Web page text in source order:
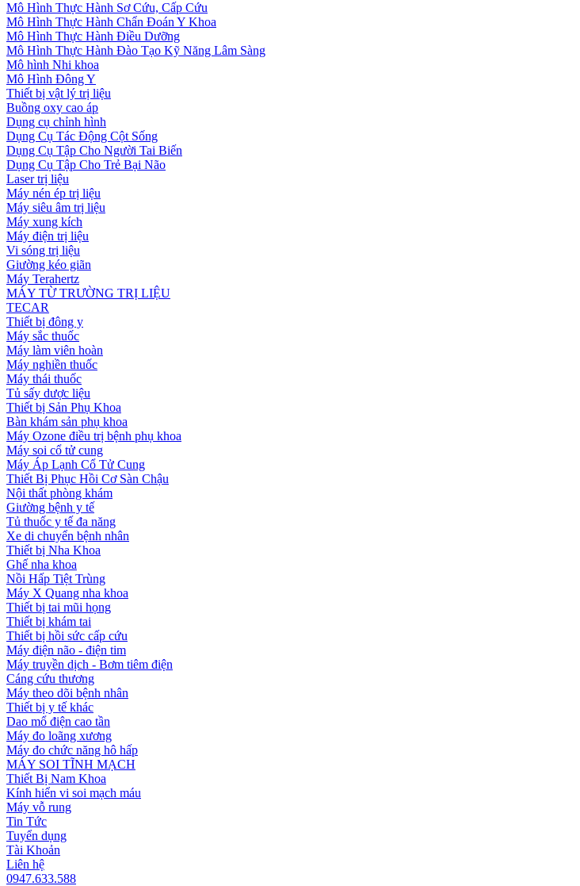
Mô Hình Thực Hành Sơ Cứu, Cấp Cứu
Mô Hình Thực Hành Chẩn Đoán Y Khoa
Mô Hình Thực Hành Điều Dưỡng
Mô Hình Thực Hành Đào Tạo Kỹ Năng Lâm Sàng
Mô hình Nhi khoa
Mô Hình Đông Y
Thiết bị vật lý trị liệu
Buồng oxy cao áp
Dụng cụ chỉnh hình
Dụng Cụ Tác Động Cột Sống
Dụng Cụ Tập Cho Người Tai Biến
Dụng Cụ Tập Cho Trẻ Bại Não
Laser trị liệu
Máy nén ép trị liệu
Máy siêu âm trị liệu
Máy xung kích
Máy điện trị liệu
Vi sóng trị liệu
Giường kéo giãn
Máy Terahertz
MÁY TỪ TRƯỜNG TRỊ LIỆU
TECAR
Thiết bị đông y
Máy sắc thuốc
Máy làm viên hoàn
Máy nghiền thuốc
Máy thái thuốc
Tủ sấy dược liệu
Thiết bị Sản Phụ Khoa
Bàn khám sản phụ khoa
Máy Ozone điều trị bệnh phụ khoa
Máy soi cổ tử cung
Máy Áp Lạnh Cổ Tử Cung
Thiết Bị Phục Hồi Cơ Sàn Chậu
Nội thất phòng khám
Giường bệnh y tế
Tủ thuốc y tế đa năng
Xe di chuyển bệnh nhân
Thiết bị Nha Khoa
Ghế nha khoa
Nồi Hấp Tiệt Trùng
Máy X Quang nha khoa
Thiết bị tai mũi họng
Thiết bị khám tai
Thiết bị hồi sức cấp cứu
Máy điện não - điện tim
Máy truyền dịch - Bơm tiêm điện
Cáng cứu thương
Máy theo dõi bệnh nhân
Thiết bị y tế khác
Dao mổ điện cao tần
Máy đo loãng xương
Máy đo chức năng hô hấp
MÁY SOI TĨNH MẠCH
Thiết Bị Nam Khoa
Kính hiển vi soi mạch máu
Máy vỗ rung
Tin Tức
Tuyển dụng
Tài Khoản
Liên hệ
0947.633.588